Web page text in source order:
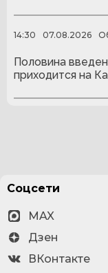
14:30 07.08.2026
Половина
приходится на
Соцсети
MAX
Дзен
ВКонтакте